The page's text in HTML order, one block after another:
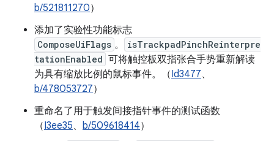
b/521811270）
添加了实验性功能标志
ComposeUiFlags 。
isTrackpadPinchReinterpre
tationEnabled 可将触控板双指张合手势重新解读
为具有缩放比例的鼠标事件。（Id3477、
b/478053727）
重命名了用于触发间接指针事件的测试函数
（I3ee35、 b/509618414）